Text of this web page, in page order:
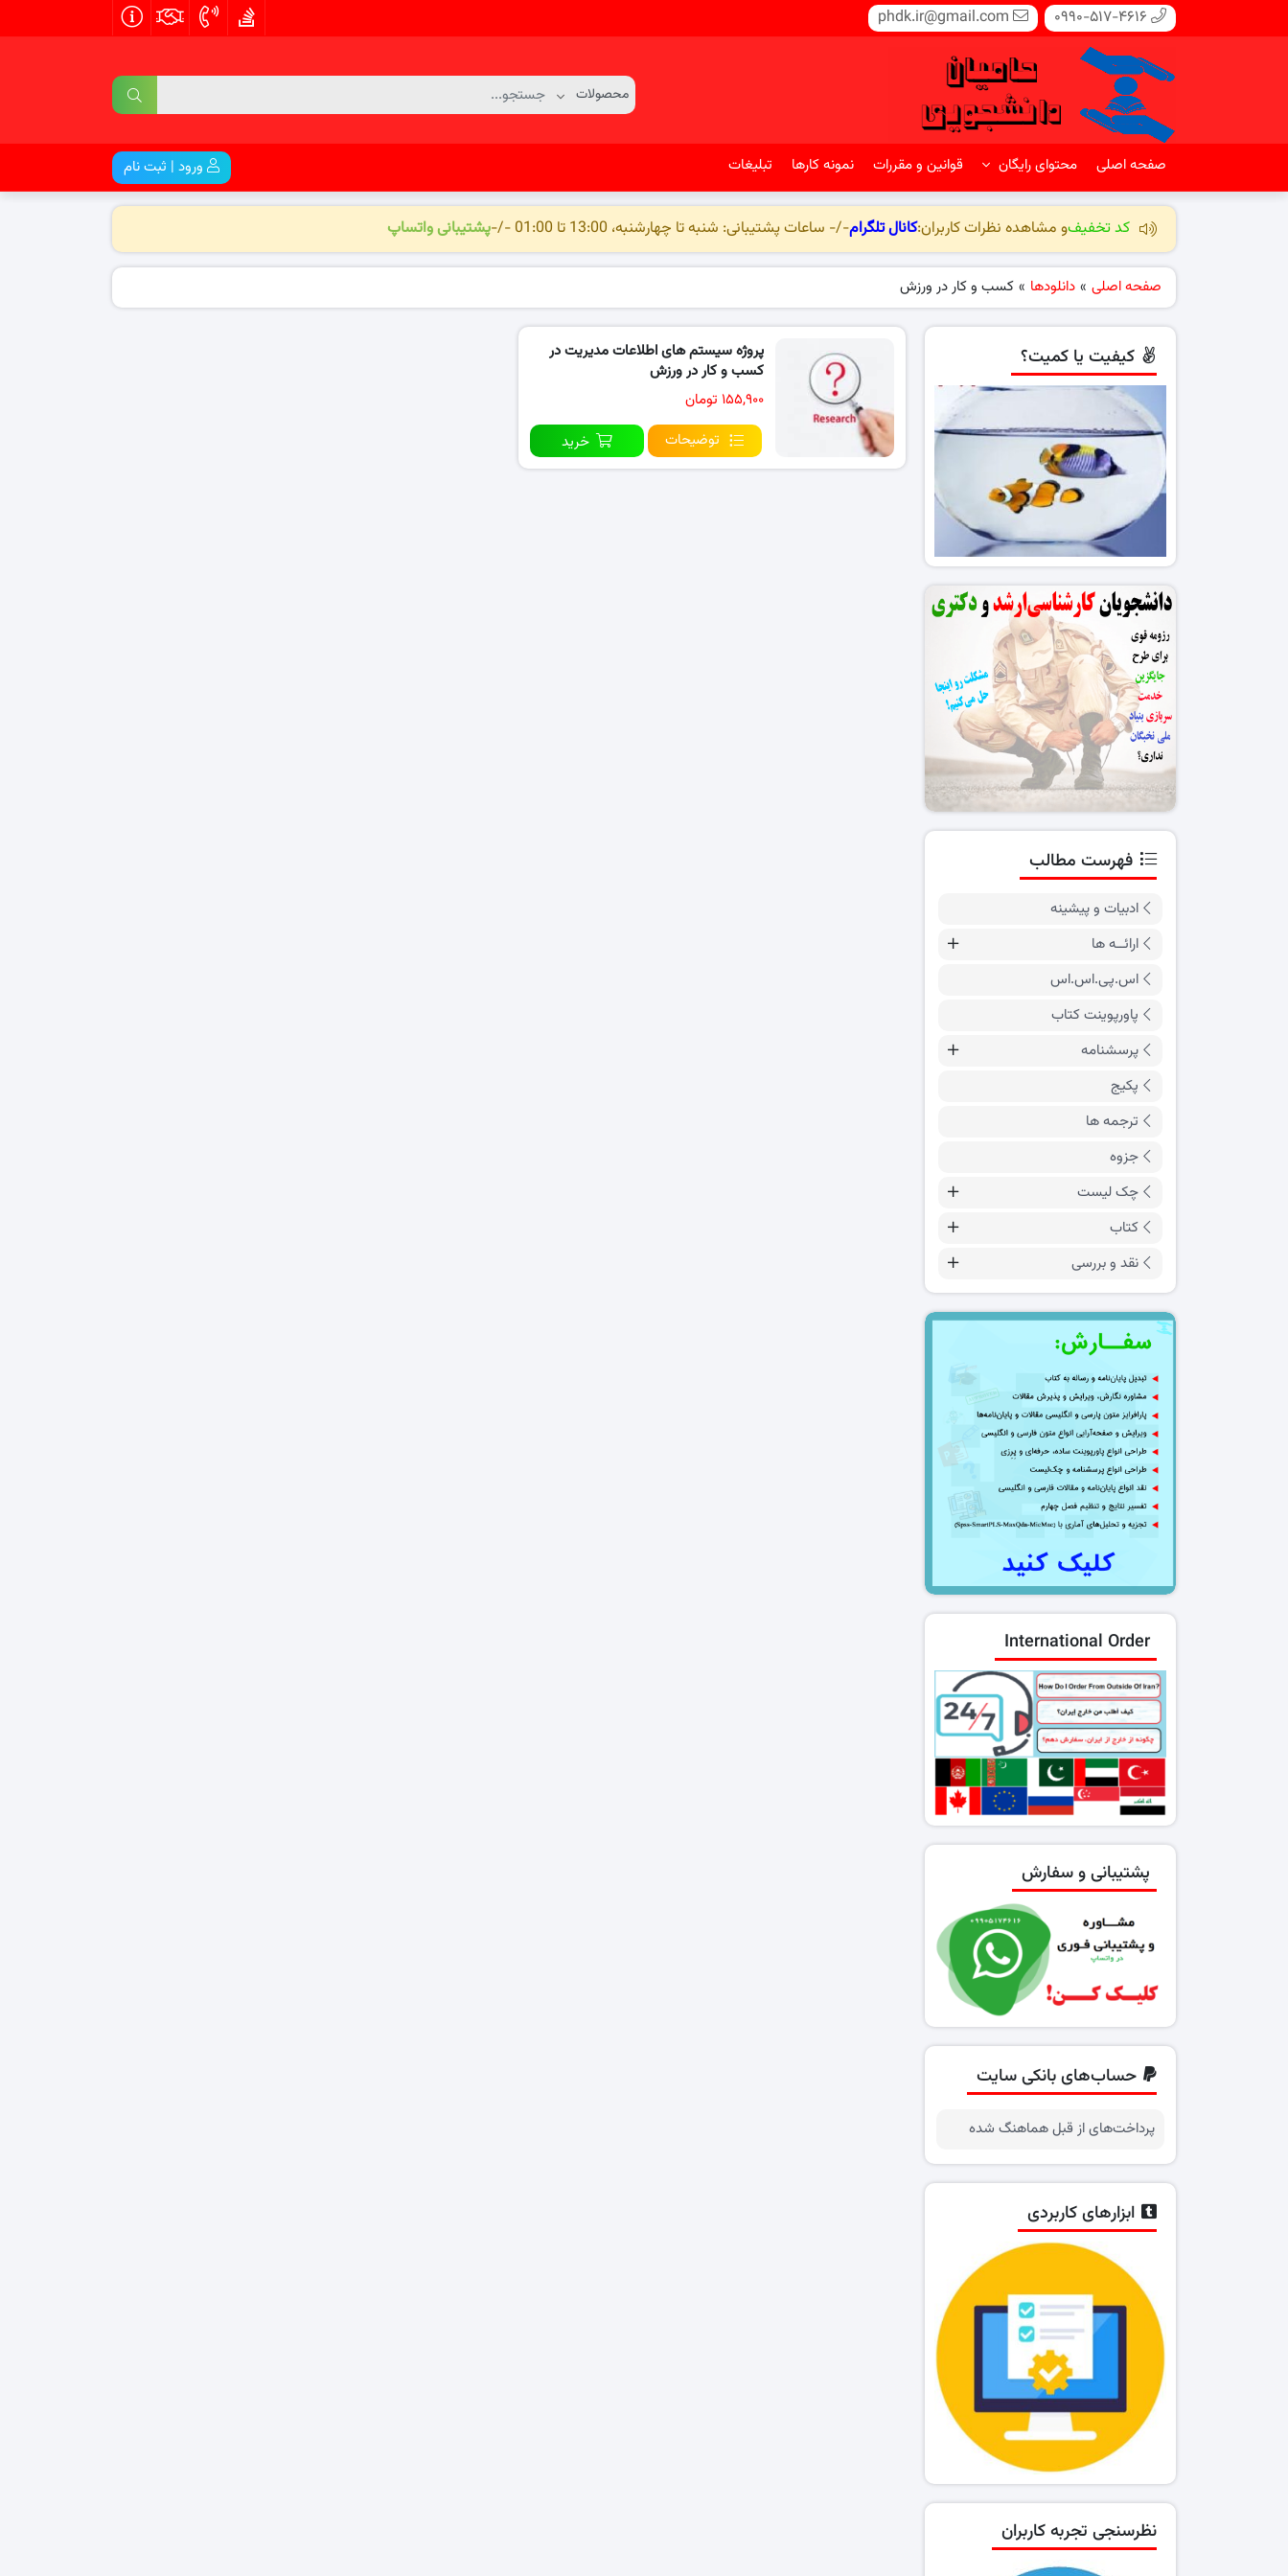
0990-517-4616
phdk.ir@gmail.com
صفحه اصلی محتوای رایگان قوانین و مقررات نمونه کارها تبلیغات ورود | ثبت نام
کد تخفیفو مشاهده نظرات کاربران:کانال تلگرام-/- ساعات پشتیبانی: شنبه تا چهارشنبه، 13:00 تا 01:00 -/- پشتیبانی واتساپ
صفحه اصلی » دانلودها » کسب و کار در ورزش
پروژه سیستم های اطلاعات مدیریت در
کسب و کار در ورزش
۱۵۵,۹۰۰ تومان
توضیحات
خرید
کیفیت یا کمیت؟
فهرست مطالب
ادبیات و پیشینه
ارائــه ها
اس.پی.اس.اس
پاورپوینت کتاب
پرسشنامه
پکیج
ترجمه ها
جزوه
چک لیست
کتاب
نقد و بررسی
International Order
پشتیبانی و سفارش
حساب‌های بانکی سایت
پرداخت‌های از قبل هماهنگ شده
ابزارهای کاربردی
نظرسنجی تجربه کاربران